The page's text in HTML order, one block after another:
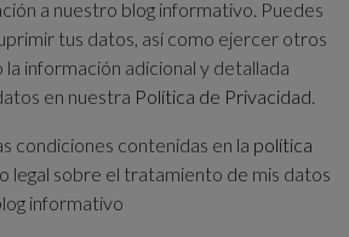
a nuestro blog informativo. Puedes
tus datos, así como ejercer otros
información adicional y detallada
en nuestra Política de Privacidad
condiciones contenidas en la política
legal sobre el tratamiento de mis datos
informativo